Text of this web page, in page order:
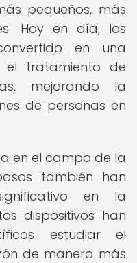
pequeños, más
Hoy en día, los
en una
el tratamiento de
mejorando la
de personas en
en el campo de la
también han
en la
dispositivos han
estudiar el
de manera más